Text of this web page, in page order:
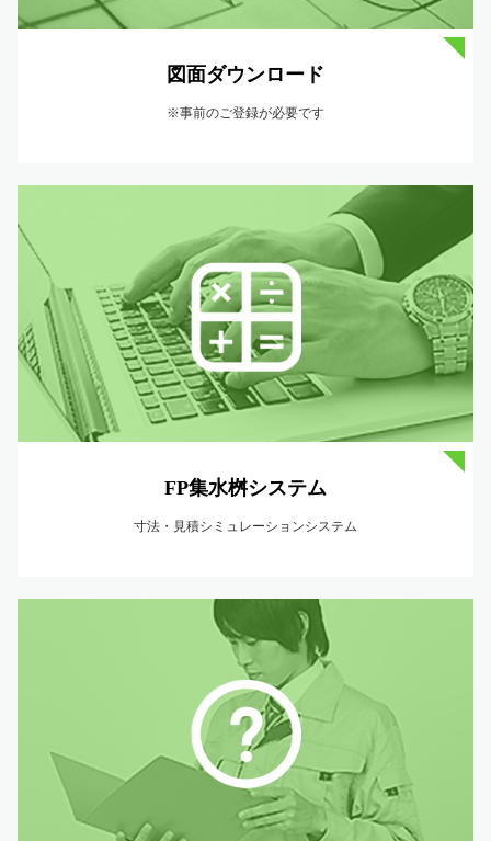
図面ダウンロード
※事前のご登録が必要です
FP集水桝システム
寸法・見積シミュレーションシステム